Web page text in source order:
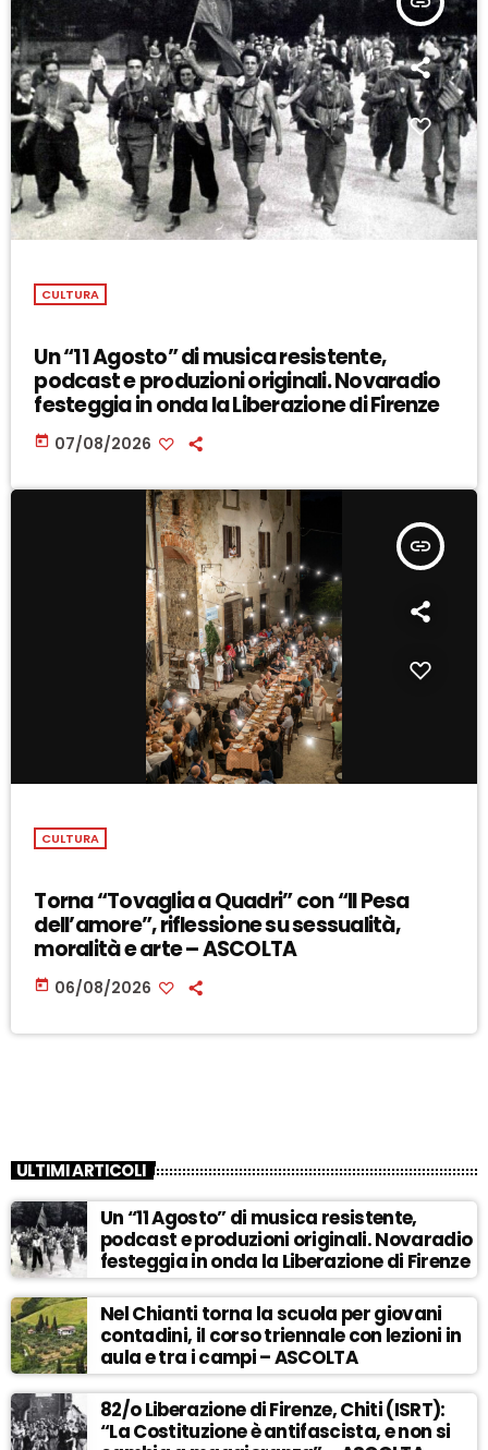
CULTURA
Un “11 Agosto” di musica resistente,
podcast e produzioni originali. Novaradio
festeggia in onda la Liberazione di Firenze
today 07/08/2026
insert_link
CULTURA
Torna “Tovaglia a Quadri” con “Il Pesa
dell’amore”, riflessione su sessualità,
moralità e arte – ASCOLTA
today 06/08/2026
ULTIMI ARTICOLI
Un “11 Agosto” di musica resistente,
podcast e produzioni originali. Novaradio
festeggia in onda la Liberazione di Firenze
Nel Chianti torna la scuola per giovani
contadini, il corso triennale con lezioni in
aula e tra i campi – ASCOLTA
82/o Liberazione di Firenze, Chiti (ISRT):
“La Costituzione è antifascista, e non si